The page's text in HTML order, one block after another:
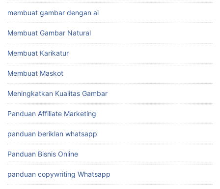
membuat gambar dengan ai
Membuat Gambar Natural
Membuat Karikatur
Membuat Maskot
Meningkatkan Kualitas Gambar
Panduan Affiliate Marketing
panduan beriklan whatsapp
Panduan Bisnis Online
panduan copywriting Whatsapp